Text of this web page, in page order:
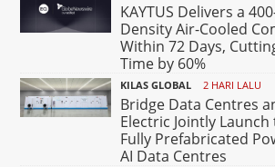
KAYTUS Delivers a
Density Air-Cooled
Within 72 Days,
Time by 60%
KILAS GLOBAL 2 HARI LALU
Bridge Data Centres
Electric Jointly
Fully Prefabricated
AI Data Centres